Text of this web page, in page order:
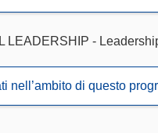
LEADERSHIP -
nell’ambito di questo